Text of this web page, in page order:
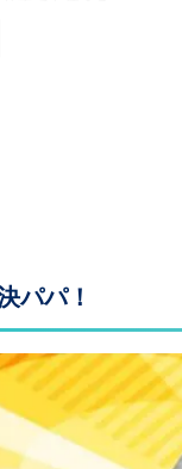
ます！どう
パパ！